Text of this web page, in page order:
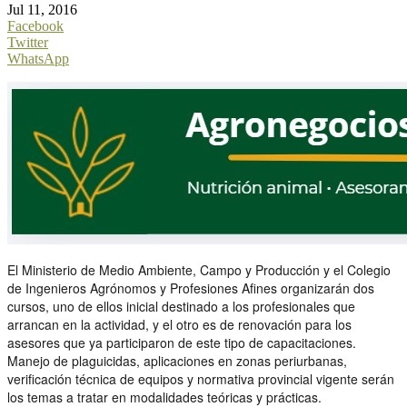
Jul 11, 2016
Facebook
Twitter
WhatsApp
El Ministerio de Medio Ambiente, Campo y Producción y el Colegio
de Ingenieros Agrónomos y Profesiones Afines organizarán dos
cursos, uno de ellos inicial destinado a los profesionales que
arrancan en la actividad, y el otro es de renovación para los
asesores que ya participaron de este tipo de capacitaciones.
Manejo de plaguicidas, aplicaciones en zonas periurbanas,
verificación técnica de equipos y normativa provincial vigente serán
los temas a tratar en modalidades teóricas y prácticas.